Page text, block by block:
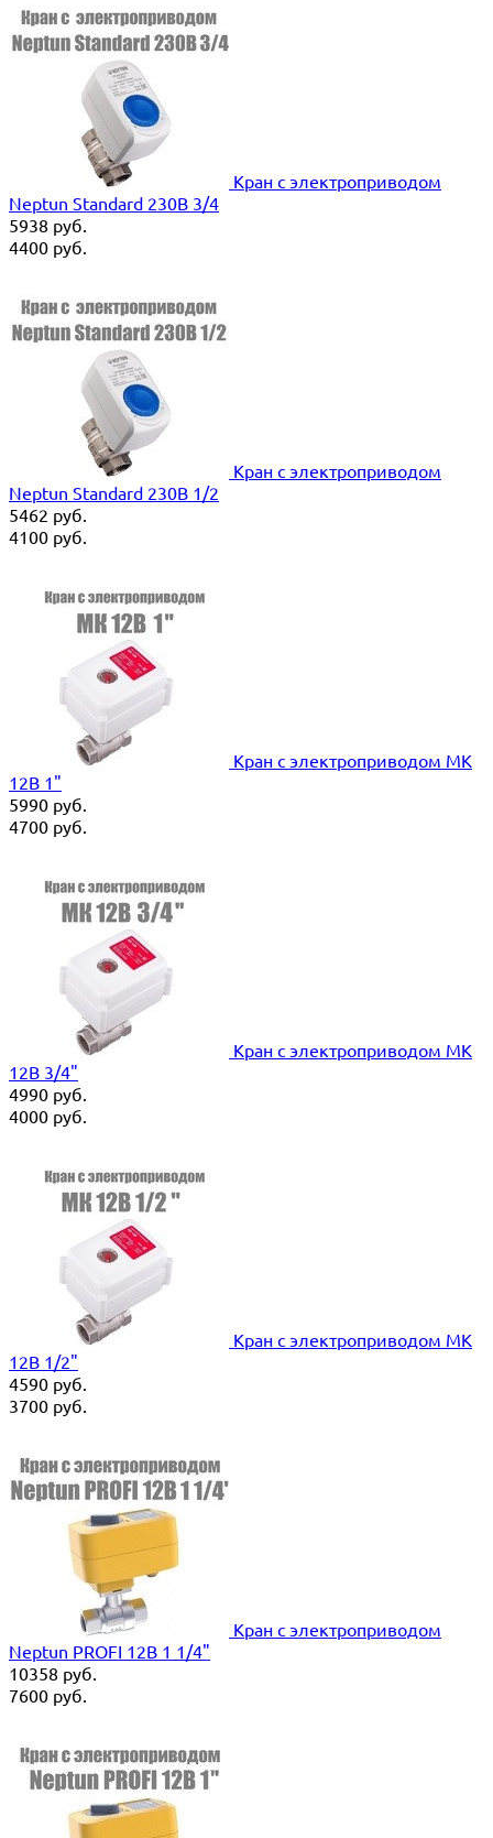
Кран с электроприводом
Neptun Standard 230В 3/4
5938 руб.
4400 руб.
Кран с электроприводом
Neptun Standard 230В 1/2
5462 руб.
4100 руб.
Кран с электроприводом MK
12В 1"
5990 руб.
4700 руб.
Кран с электроприводом MK
12В 3/4"
4990 руб.
4000 руб.
Кран с электроприводом MK
12В 1/2"
4590 руб.
3700 руб.
Кран с электроприводом
Neptun PROFI 12В 1 1/4"
10358 руб.
7600 руб.